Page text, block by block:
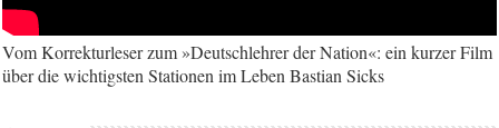
Vom Korrekturleser zum »Deutschlehrer der Nation«: ein kurzer Film
über die wichtigsten Stationen im Leben Bastian Sicks